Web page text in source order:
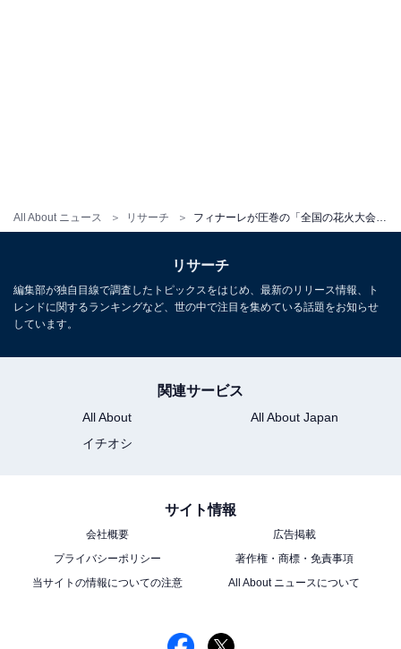
All About ニュース リサーチ
リサーチ
編集部が独自目線で調査したトピックスをはじめ、最新のリリース情報、ト
レンドに関するランキングなど、世の中で注目を集めている話題をお知らせ
しています。
関連サービス
All About
All About Japan
イチオシ
サイト情報
会社概要
広告掲載
プライバシーポリシー
著作権・商標・免責事項
当サイトの情報についての注意
All About ニュースについて